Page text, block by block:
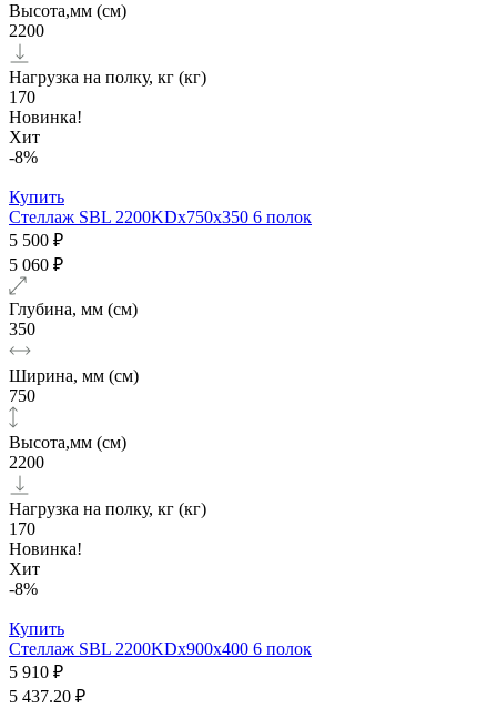
Высота,мм (см)
2200
Нагрузка на полку, кг (кг)
170
Новинка!
Хит
-8%
Купить
Стеллаж SBL 2200KDх750x350 6 полок
5 500 ₽
5 060 ₽
Глубина, мм (см)
350
Ширина, мм (см)
750
Высота,мм (см)
2200
Нагрузка на полку, кг (кг)
170
Новинка!
Хит
-8%
Купить
Стеллаж SBL 2200KDх900x400 6 полок
5 910 ₽
5 437.20 ₽